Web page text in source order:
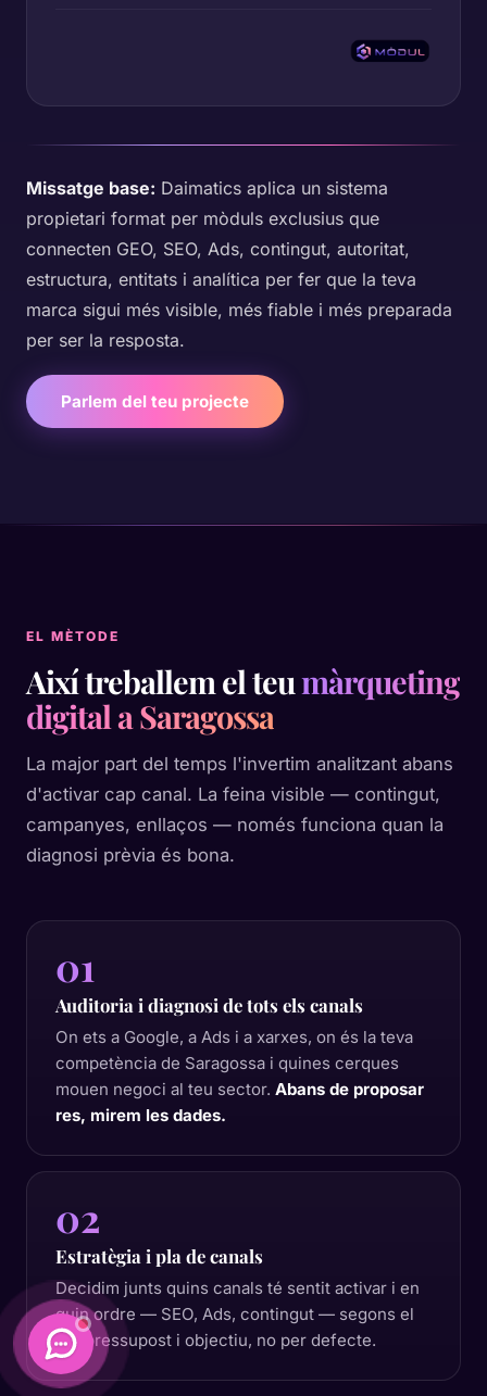
Missatge base: Daimatics aplica un sistema
propietari format per mòduls exclusius que
connecten GEO, SEO, Ads, contingut, autoritat,
estructura, entitats i analítica per fer que la teva
marca sigui més visible, més fiable i més preparada
per ser la resposta.
Parlem del teu projecte
EL MÈTODE
Així treballem el teumàrqueting
digital a Saragossa
La major part del temps l'invertim analitzant abans
d'activar cap canal. La feina visible — contingut,
campanyes, enllaços — només funciona quan la
diagnosi prèvia és bona.
01
Auditoria i diagnosi de tots els canals
On ets a Google, a Ads i a xarxes, on és la teva
competència de Saragossa i quines cerques
mouen negoci al teu sector. Abans de proposar
res, mirem les dades.
02
Estratègia i pla de canals
Decidim junts quins canals té sentit activar i en
quin ordre — SEO, Ads, contingut — segons el
teu pressupost i objectiu, no per defecte.